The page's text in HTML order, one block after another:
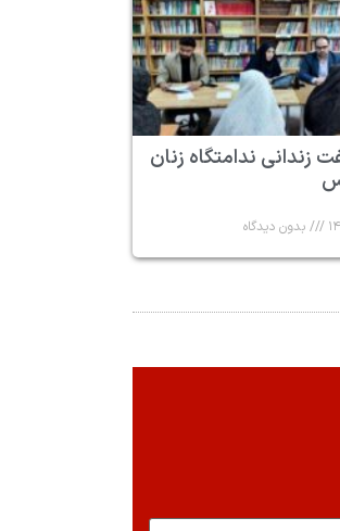
زندانی ندامتگاه زنان
بدون دیدگاه